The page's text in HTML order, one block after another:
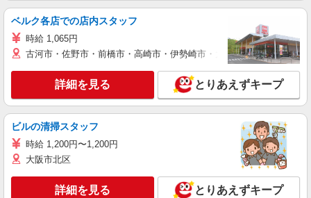
ベルク各店での店内スタッフ
時給 1,065円
古河市・佐野市・前橋市・高崎市・伊勢崎市・太田市・館林市・藤
詳細を見る とりあえずキープ
ビルの清掃スタッフ
時給 1,200円〜1,200円
大阪市北区
詳細を見る とりあえずキープ